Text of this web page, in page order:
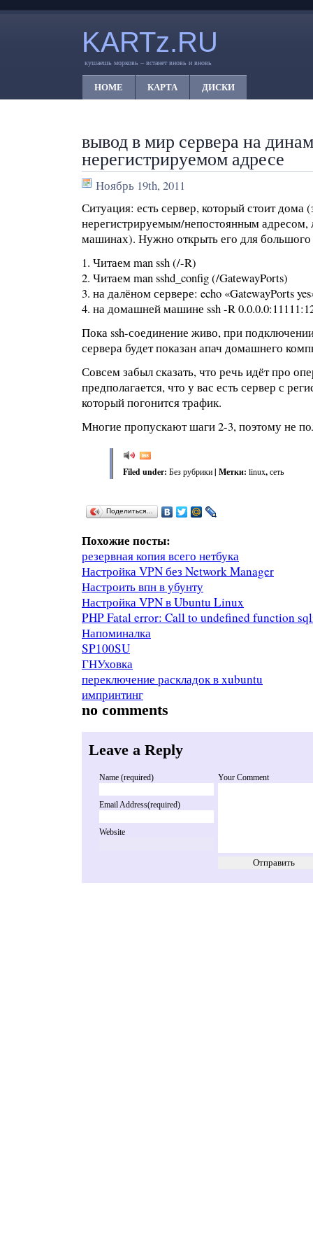
KARTz.RU
кушаешь морковь – встанет вновь и вновь
HOME КАРТА ДИСКИ
вывод в мир сервера на
нерегистрируемом адресе
Ноябрь 19th, 2011
Ситуация: есть сервер, который стоит дома
нерегистрируемым/непостоянным адресом,
машинах). Нужно открыть его для большого
1. Читаем man ssh (/-R)
2. Читаем man sshd_config (/GatewayPorts)
3. на далёном сервере: echo «GatewayPorts
4. на домашней машине ssh -R
Пока ssh-соединение живо, при
сервера будет показан апач домашнего
Совсем забыл сказать, что речь идёт про
предполагается, что у вас есть сервер с
который погонится трафик.
Многие пропускают шаги 2-3, поэтому не
Filed under: Без рубрики| Метки: linux,сеть
Поделиться…
Похожие посты:
резервная копия всего нетбука
Настройка VPN без Network Manager
Настроить впн в убунту
Настройка VPN в Ubuntu Linux
PHP Fatal error: Call to undefined function
Напоминалка
SP100SU
ГНУховка
переключение раскладок в xubuntu
импринтинг
no comments
Leave a Reply
Name (required)
Email Address(required)
Website
Your Comment